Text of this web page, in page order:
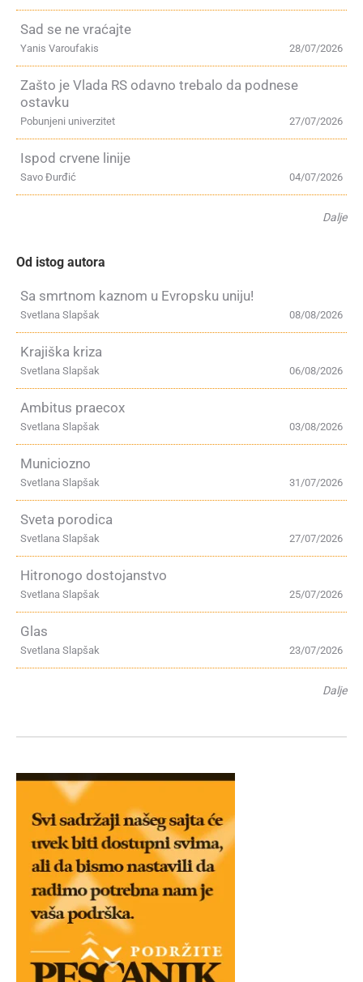
Sad se ne vraćajte
28/07/2026
Yanis Varoufakis
Zašto je Vlada RS odavno trebalo da podnese
ostavku
27/07/2026
Pobunjeni univerzitet
Ispod crvene linije
04/07/2026
Savo Đurđić
Dalje
Od istog autora
Sa smrtnom kaznom u Evropsku uniju!
08/08/2026
Svetlana Slapšak
Krajiška kriza
06/08/2026
Svetlana Slapšak
Ambitus praecox
03/08/2026
Svetlana Slapšak
Municiozno
31/07/2026
Svetlana Slapšak
Sveta porodica
27/07/2026
Svetlana Slapšak
Hitronogo dostojanstvo
25/07/2026
Svetlana Slapšak
Glas
23/07/2026
Svetlana Slapšak
Dalje